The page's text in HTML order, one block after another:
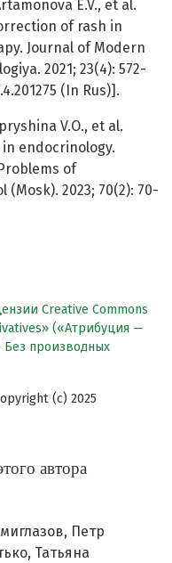
E.V., et al.
of rash in
Journal of Modern
2021; 23(4): 572-
(In Rus)].
V.O., et al.
endocrinology.
of
2023; 70(2): 70-
Creative Commons
(«Атрибуция —
производных
(c) 2025
автора
Петр
Татьяна